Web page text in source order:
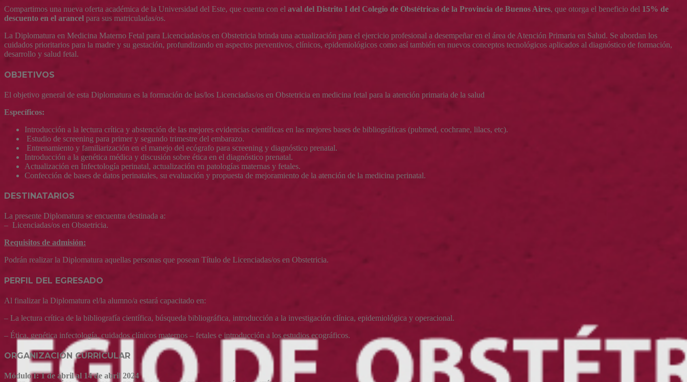
Compartimos una nueva oferta académica de la Universidad del Este, que cuenta con el aval del Distrito I del Colegio de Obstétricas de la Provincia de Buenos Aires, que otorga el beneficio del 15% de
descuento en el arancel para sus matriculadas/os.
La Diplomatura en Medicina Materno Fetal para Licenciadas/os en Obstetricia brinda una actualización para el ejercicio profesional a desempeñar en el área de Atención Primaria en Salud. Se abordan los
cuidados prioritarios para la madre y su gestación, profundizando en aspectos preventivos, clínicos, epidemiológicos como así también en nuevos conceptos tecnológicos aplicados al diagnóstico de formación,
desarrollo y salud fetal.
OBJETIVOS
El objetivo general de esta Diplomatura es la formación de las/los Licenciadas/os en Obstetricia en medicina fetal para la atención primaria de la salud
Específicos:
Introducción a la lectura crítica y abstención de las mejores evidencias científicas en las mejores bases de bibliográficas (pubmed, cochrane, lilacs, etc).
Estudio de screening para primer y segundo trimestre del embarazo.
Entrenamiento y familiarización en el manejo del ecógrafo para screening y diagnóstico prenatal.
Introducción a la genética médica y discusión sobre ética en el diagnóstico prenatal.
Actualización en Infectología perinatal, actualización en patologías maternas y fetales.
Confección de bases de datos perinatales, su evaluación y propuesta de mejoramiento de la atención de la medicina perinatal.
DESTINATARIOS
La presente Diplomatura se encuentra destinada a:
– Licenciadas/os en Obstetricia.
Requisitos de admisión:
Podrán realizar la Diplomatura aquellas personas que posean Título de Licenciadas/os en Obstetricia.
PERFIL DEL EGRESADO
Al finalizar la Diplomatura el/la alumno/a estará capacitado en:
– La lectura crítica de la bibliografía científica, búsqueda bibliográfica, introducción a la investigación clínica, epidemiológica y operacional.
– Ética, genética infectología, cuidados clínicos maternos – fetales e introducción a los estudios ecográficos.
ORGANIZACIÓN CURRICULAR
Módulo I: 1 de abril al 14 de abril 2024